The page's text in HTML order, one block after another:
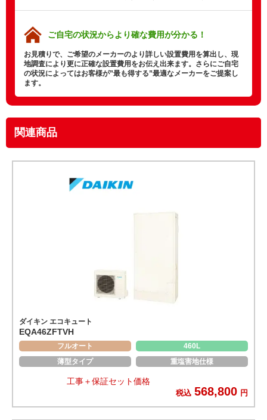
ご自宅の状況からより確な費用が分かる！
お見積りで、ご希望のメーカーのより詳しい設置費用を算出し、現
地調査により更に正確な設置費用をお伝え出来ます。さらにご自宅
の状況によってはお客様が”最も得する”最適なメーカーをご提案し
ます。
関連商品
ダイキン エコキュート
EQA46ZFTVH
フルオート
460L
薄型タイプ
重塩害地仕様
工事＋保証セット価格
税込 568,800 円